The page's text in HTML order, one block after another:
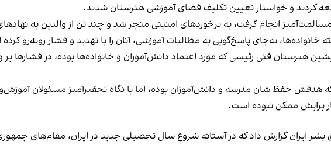
کردند و خواستار تعیین تکلیف فضای آموزشی هنرستان شدند.
انجام گرفت، به برخوردهای امنیتی منجر شد و چند تن از والدین به
به‌جای پاسخ‌گویی به مطالبات آموزشی، آنان را با تهدید و فشار روبه‌رو
هنرستان فنی رئیسی که مورد اعتماد دانش‌آموزان و خانواده‌ها بوده، در فشارها بر
هدفش حفظ شان مدرسه و دانش‌آموزان بوده، اما با نگاه تحقیرآمیز مسئولان
برایش ممکن نبوده است.
بشر ایران گزارش داد که در آستانه شروع سال تحصیلی جدید در ایران، مقام‌های